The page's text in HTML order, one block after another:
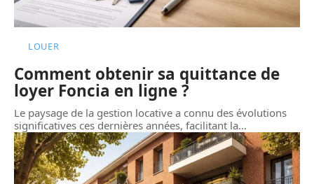
LOUER
Comment obtenir sa quittance de
loyer Foncia en ligne ?
Le paysage de la gestion locative a connu des évolutions
significatives ces dernières années, facilitant la…